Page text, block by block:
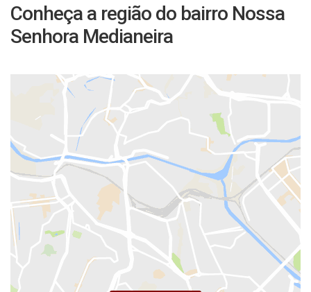
Conheça a região do bairro Nossa
Senhora Medianeira